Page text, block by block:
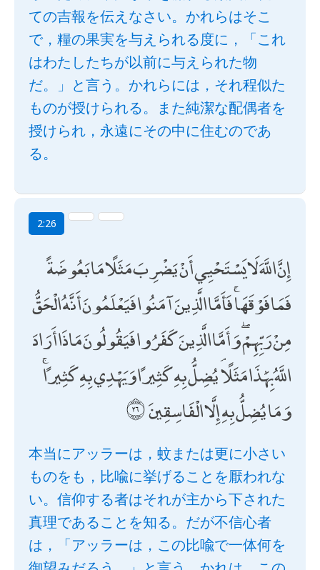
ての吉報を伝えなさい。かれらはそこ
で，糧の果実を与えられる度に，「これ
はわたしたちが以前に与えられた物
だ。」と言う。かれらには，それ程似た
ものが授けられる。また純潔な配偶者を
授けられ，永遠にその中に住むのであ
る。
2:26
إِنَّ اللَّهَ لَا يَسْتَحْيِي أَنْ يَضْرِبَ مَثَلًا مَا بَعُوضَةً
فَمَا فَوْقَهَا ۚ فَأَمَّا الَّذِينَ آمَنُوا فَيَعْلَمُونَ أَنَّهُ الْحَقُّ
مِنْ رَبِّهِمْ ۖ وَأَمَّا الَّذِينَ كَفَرُوا فَيَقُولُونَ مَاذَا أَرَادَ
اللَّهُ بِهَٰذَا مَثَلًا ۘ يُضِلُّ بِهِ كَثِيرًا وَيَهْدِي بِهِ كَثِيرًا ۚ
وَمَا يُضِلُّ بِهِ إِلَّا الْفَاسِقِينَ
本当にアッラーは，蚊または更に小さい
ものをも，比喩に挙げることを厭われな
い。信仰する者はそれが主から下された
真理であることを知る。だが不信心者
は，「アッラーは，この比喩で一体何を